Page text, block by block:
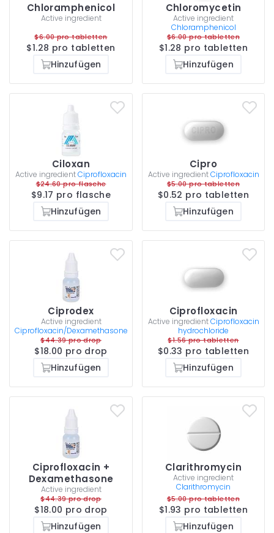
Chloramphenicol
Active ingredient
$6.00 pro tabletten
$1.28 pro tabletten
Hinzufügen
Chloromycetin
Active ingredient
Chloramphenicol
$6.00 pro tabletten
$1.28 pro tabletten
Hinzufügen
Ciloxan
Active ingredientCiprofloxacin
$24.60 pro flasche
$9.17 pro flasche
Hinzufügen
Cipro
Active ingredient Ciprofloxacin
$5.00 pro tabletten
$0.52 pro tabletten
Hinzufügen
Ciprodex
Active ingredient
Ciprofloxacin/Dexamethasone
$44.39 pro drop
$18.00 pro drop
Hinzufügen
Ciprofloxacin
Active ingredient Ciprofloxacin
hydrochloride
$1.56 pro tabletten
$0.33 pro tabletten
Hinzufügen
Ciprofloxacin +
Dexamethasone
Active ingredient
$44.39 pro drop
$18.00 pro drop
Hinzufügen
Clarithromycin
Active ingredient
Clarithromycin
$5.00 pro tabletten
$1.93 pro tabletten
Hinzufügen